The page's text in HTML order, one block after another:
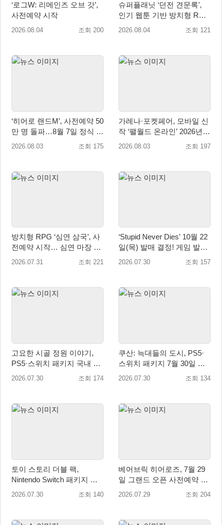
‘로그W: 리메인즈 오브 갓’,
사전예약 시작
2026.08.04 조회 200
슈퍼플래닛 ‘던전 견문록’,
인기 웹툰 기반 방치형 RPG
로 글로벌 정식 출시
2026.08.04 조회 121
‘히어로 랜드M’, 사전예약 50
만 명 돌파…8월 7일 정식 출
시
2026.08.03 조회 175
가레나·포켓페어, 모바일 신
작 ‘팰월드 온라인’ 2026년
출시 예정
2026.08.03 조회 197
방치형 RPG ‘심연 삼국’, 사
전예약 시작… 심연 마장 수
집·육성 예고
2026.07.31 조회 221
‘Stupid Never Dies’ 10월 22
일(목) 발매 결정! 게임 발매
에 앞서 주제가 음원 선공개
2026.07.30 조회 157
고요한 시골 정원 이야기,
PS5·스위치 패키지 국내 정
식 출시
2026.07.30 조회 174
쿠산: 늑대들의 도시, PS5·
스위치 패키지 7월 30일 국
내 정식 출시
2026.07.30 조회 134
토이 스토리 더블 팩,
Nintendo Switch 패키지 예
약판매 시작
2026.07.30 조회 140
베어브릭 히어로즈, 7월 29
일 그랜드 오픈 사전예약 시
작… 8월 말 오픈 예정
2026.07.29 조회 204